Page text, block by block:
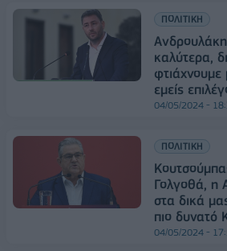
ΠΟΛΙΤΙΚΗ
καλύτερα,
φτιάχνουμε
εμείς
04/05/2024 -
ΠΟΛΙΤΙΚΗ
Γολγοθά, η
στα δικά
πιο δυνατό
04/05/2024 -